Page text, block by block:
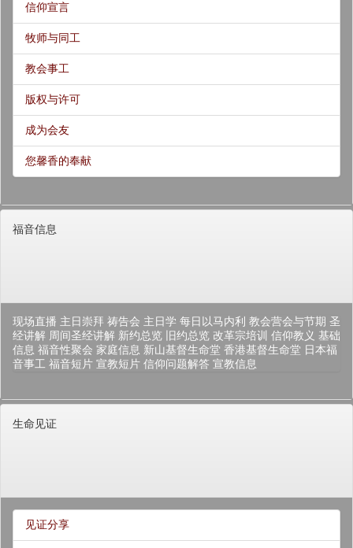
信仰宣言
牧师与同工
教会事工
版权与许可
成为会友
您馨香的奉献
福音信息
现场直播 主日崇拜 祷告会 主日学 每日以马内利 教会营会与节期 圣
经讲解 周间圣经讲解 新约总览 旧约总览 改革宗培训 信仰教义 基础
信息 福音性聚会 家庭信息 新山基督生命堂 香港基督生命堂 日本福
音事工 福音短片 宣教短片 信仰问题解答 宣教信息
生命见证
见证分享